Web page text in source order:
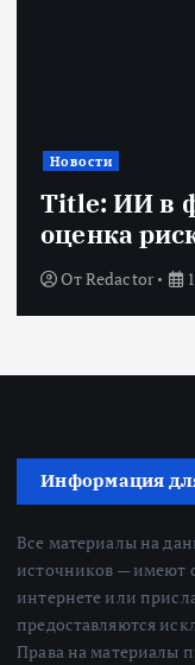
Новости
Title: ИИ в
оценка
ОтRedactor
Информация
Все материалы на
источников — имеют
интернете или
предоставляются
Права на материалы